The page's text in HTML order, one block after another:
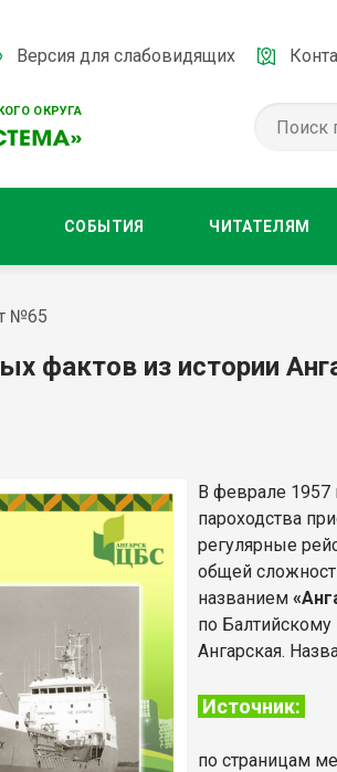
ОКРУГА
Версия для слабовидящих
СОБЫТИЯ ЧИТАТЕЛЯМ
№65
фактов из истории
В феврале 1957
пароходства
регулярные
общей
названием
по
Ангарская.
Источник:
по страницам